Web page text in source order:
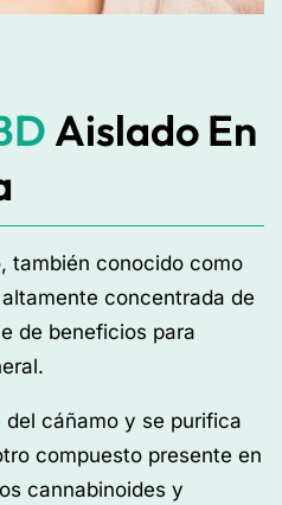
Aislado En
también conocido como
concentrada de
de beneficios para
del cáñamo y se purifica
compuesto presente en
cannabinoides y